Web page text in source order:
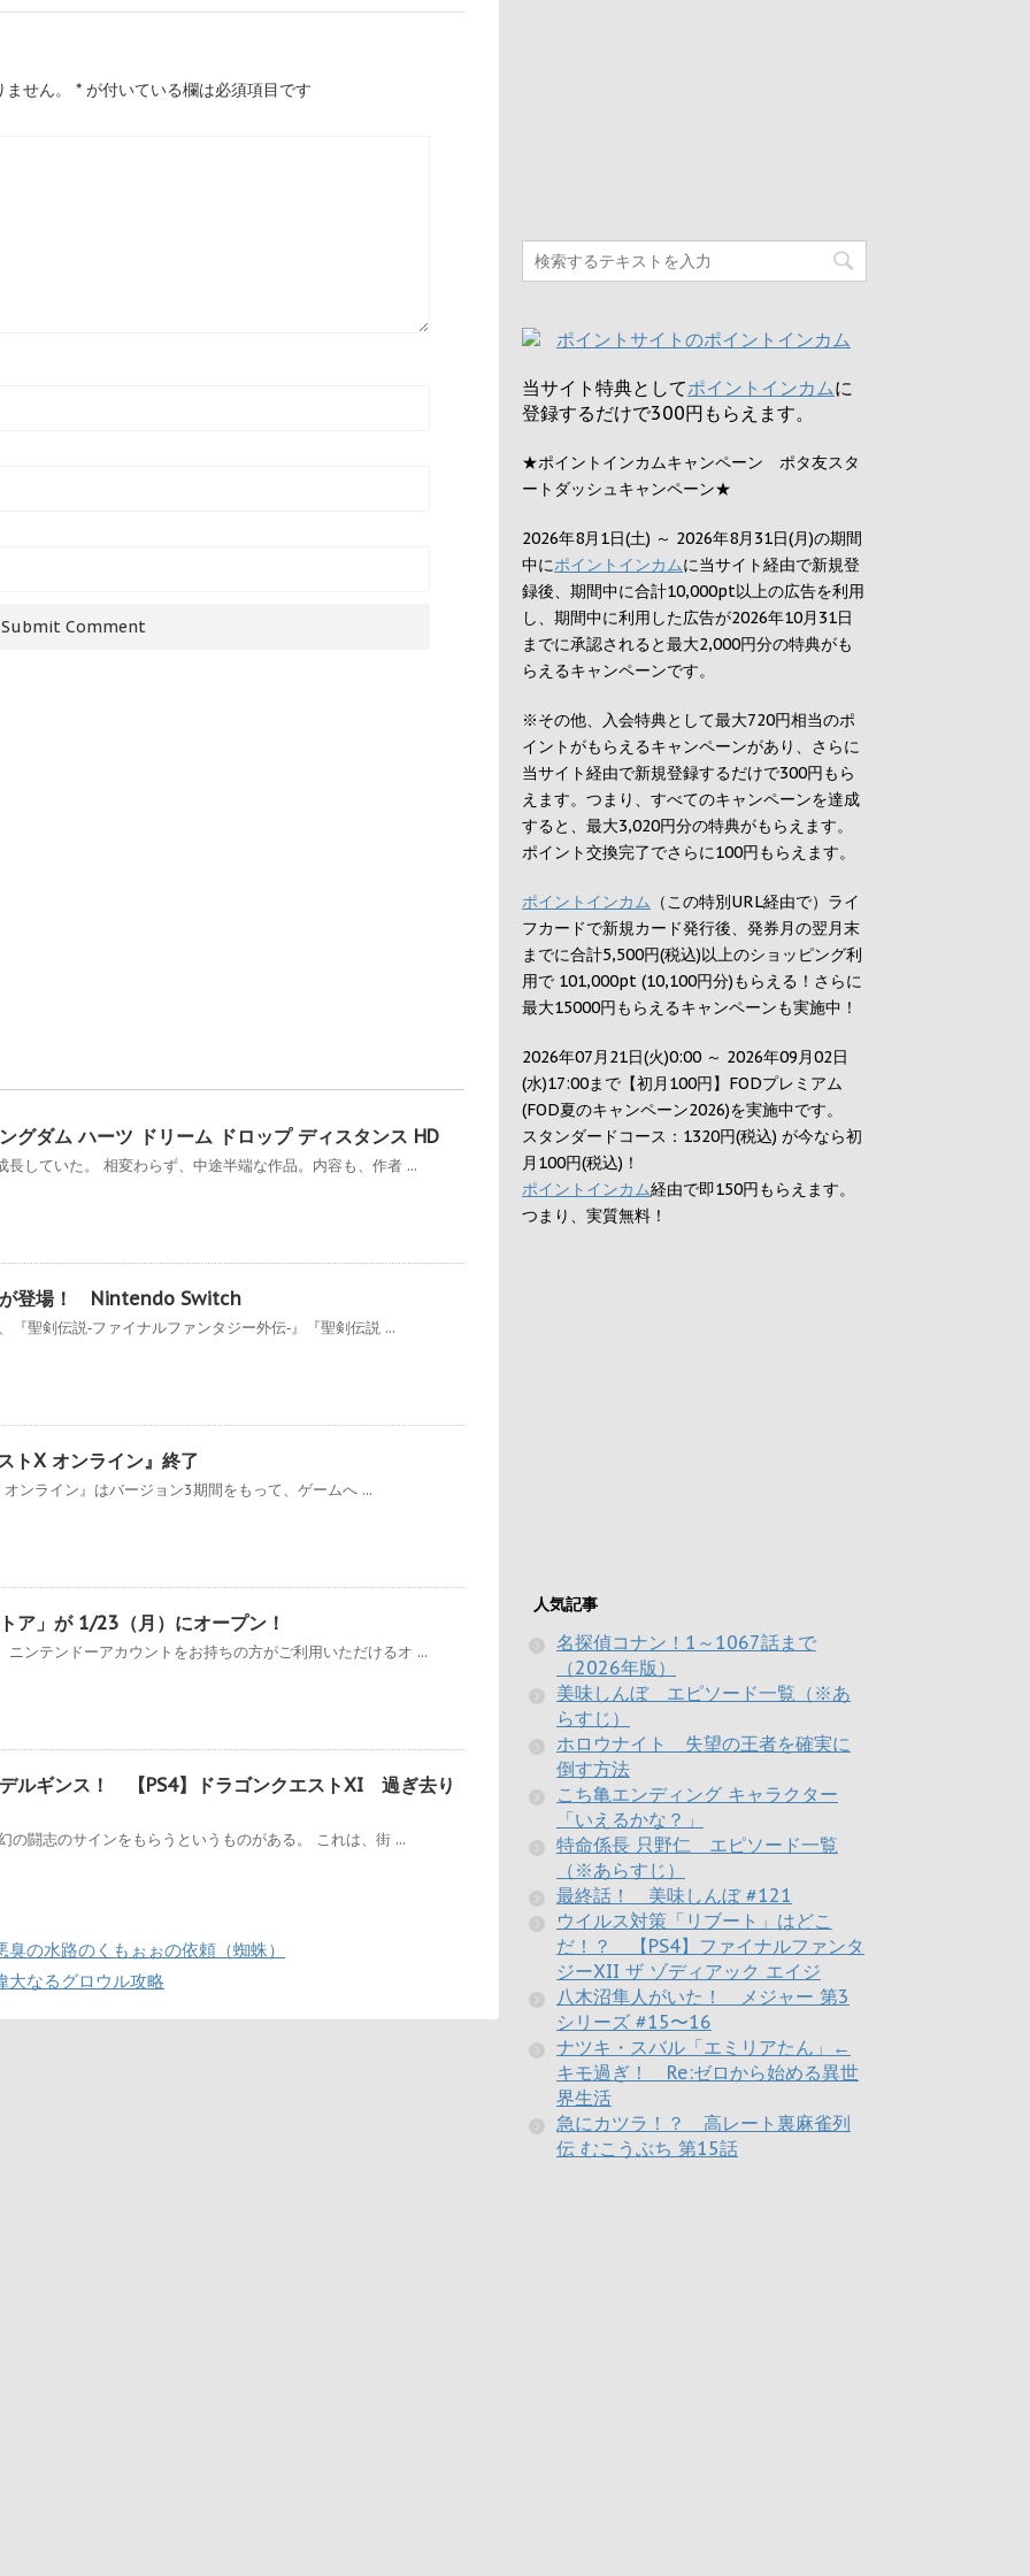
せん。 * が付いている欄は必須項目です
グダム ハーツ ドリーム ドロップ ディスタンス HD
長していた。 相変わらず、中途半端な作品。内容も、作者 ...
が登場！ Nintendo Switch
『聖剣伝説‐ファイナルファンタジー外伝‐』『聖剣伝説 ...
トX オンライン』終了
ンライン』はバージョン3期間をもって、ゲームへ ...
ア」が 1/23（月）にオープン！
ニンテンドーアカウントをお持ちの方がご利用いただけるオ ...
ギンス！ 【PS4】ドラゴンクエストXI 過ぎ去り
の闘志のサインをもらうというものがある。 これは、街 ...
の水路のくもぉぉの依頼（蜘蛛）
大なるグロウル攻略
当サイト特典としてポイントインカムに
登録するだけで300円 もらえます。
★ポイントインカムキャンペーン ポタ友スタ
ートダッシュキャンペーン★
2026年8月1日(土) ～ 2026年8月31日(月)の期間
中にポイントインカムに当サイト経由で新規登
録後、期間中に合計10,000pt以上の広告を利用
し、期間中に利用した広告が2026年10月31日
までに承認されると最大2,000円分の特典がも
らえるキャンペーンです。
※その他、入会特典として最大720円相当のポ
イントがもらえるキャンペーンがあり、さらに
当サイト経由で新規登録するだけで300円もら
えます。つまり、すべてのキャンペーンを達成
すると、最大3,020円分の特典がもらえます。
ポイント交換完了でさらに100円もらえます。
ポイントインカム （この特別URL経由で）ライ
フカードで新規カード発行後、発券月の翌月末
までに合計5,500円(税込)以上のショッピング利
用で 101,000pt (10,100円分)もらえる！さらに
最大15000円もらえるキャンペーンも実施中！
2026年07月21日(火)0:00 ～ 2026年09月02日
(水)17:00まで【初月100円】FODプレミアム
(FOD夏のキャンペーン2026)を実施中です。
スタンダードコース：1320円(税込) が今なら初
月100円(税込)！
ポイントインカム経由で即150円もらえます。
つまり、実質無料！
人気記事
名探偵コナン！1～1067話まで
（2026年版）
美味しんぼ エピソード一覧（※あ
らすじ）
ホロウナイト 失望の王者を確実に
倒す方法
こち亀エンディング キャラクター
「いえるかな？」
特命係長 只野仁 エピソード一覧
（※あらすじ）
最終話！ 美味しんぼ #121
ウイルス対策「リブート」はどこ
だ！？ 【PS4】ファイナルファンタ
ジーXII ザ ゾディアック エイジ
八木沼隼人がいた！ メジャー 第3
シリーズ #15〜16
ナツキ・スバル「エミリアたん」←
キモ過ぎ！ Re:ゼロから始める異世
界生活
急にカツラ！？ 高レート裏麻雀列
伝 むこうぶち 第15話